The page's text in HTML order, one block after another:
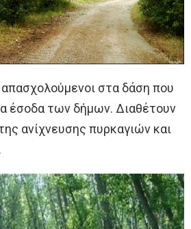
στα δάση που
έσοδα των δήμων. Διαθέτουν
ανίχνευσης πυρκαγιών και